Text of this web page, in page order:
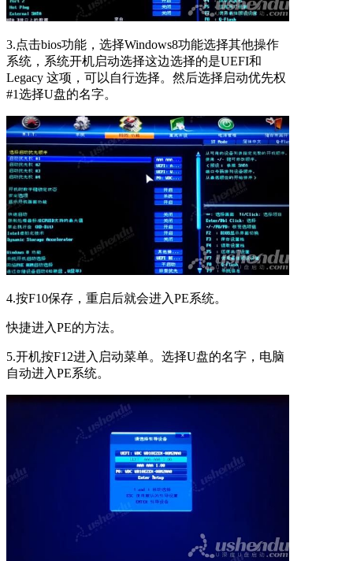
3.点击bios功能，选择Windows8功能选择其他操作
系统，系统开机启动选择这边选择的是UEFI和
Legacy 这项，可以自行选择。然后选择启动优先权
#1选择U盘的名字。
4.按F10保存，重启后就会进入PE系统。
快捷进入PE的方法。
5.开机按F12进入启动菜单。选择U盘的名字，电脑
自动进入PE系统。